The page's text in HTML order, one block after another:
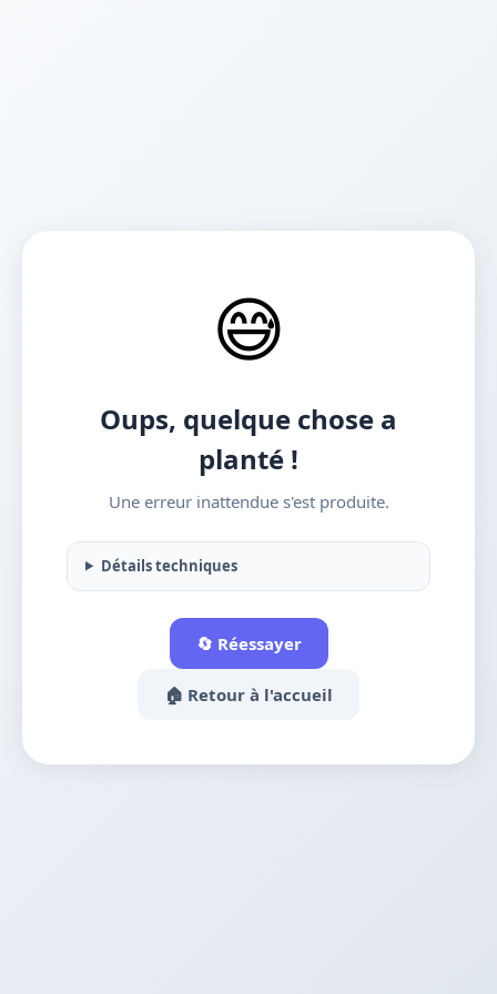
😅
Oups, quelque chose a
planté !
Une erreur inattendue s'est produite.
Détails techniques
🔄 Réessayer
🏠 Retour à l'accueil